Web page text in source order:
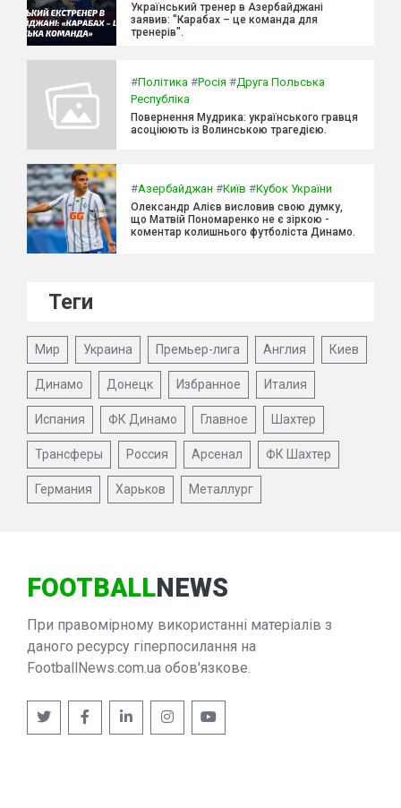
Український тренер в Азербайджані
заявив: "Карабах – це команда для
тренерів".
#Політика #Росія #Друга Польська
Республіка
Повернення Мудрика: українського гравця
асоціюють із Волинською трагедією.
#Азербайджан #Київ #Кубок України
Олександр Алієв висловив свою думку,
що Матвій Пономаренко не є зіркою -
коментар колишнього футболіста Динамо.
Теги
Мир Украина Премьер-лига Англия Киев
Динамо Донецк Избранное Италия
Испания ФК Динамо Главное Шахтер
Трансферы Россия Арсенал ФК Шахтер
Германия Харьков Металлург
FOOTBALLNEWS
При правомірному використанні матеріалів з
даного ресурсу гіперпосилання на
FootballNews.com.ua обов'язкове.